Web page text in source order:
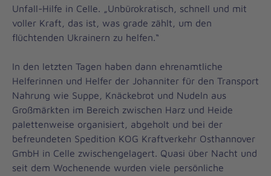
Unfall-Hilfe in Celle. „Unbürokratisch, schnell und mit
voller Kraft, das ist, was grade zählt, um den
flüchtenden Ukrainern zu helfen.“
In den letzten Tagen haben dann ehrenamtliche
Helferinnen und Helfer der Johanniter für den Transport
Nahrung wie Suppe, Knäckebrot und Nudeln aus
Großmärkten im Bereich zwischen Harz und Heide
palettenweise organisiert, abgeholt und bei der
befreundeten Spedition KOG Kraftverkehr Osthannover
GmbH in Celle zwischengelagert. Quasi über Nacht und
seit dem Wochenende wurden viele persönliche